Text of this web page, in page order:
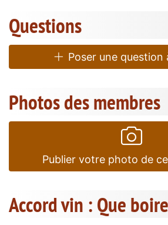
Questions
Poser une question
Photos des membres
Publier votre photo de
Accord vin : Que